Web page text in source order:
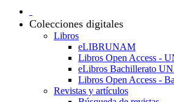
Colecciones digitales
Libros
eLIBRUNAM
Libros Open Access -
eLibros Bachillerato
Libros Open Access -
Revistas y artículos